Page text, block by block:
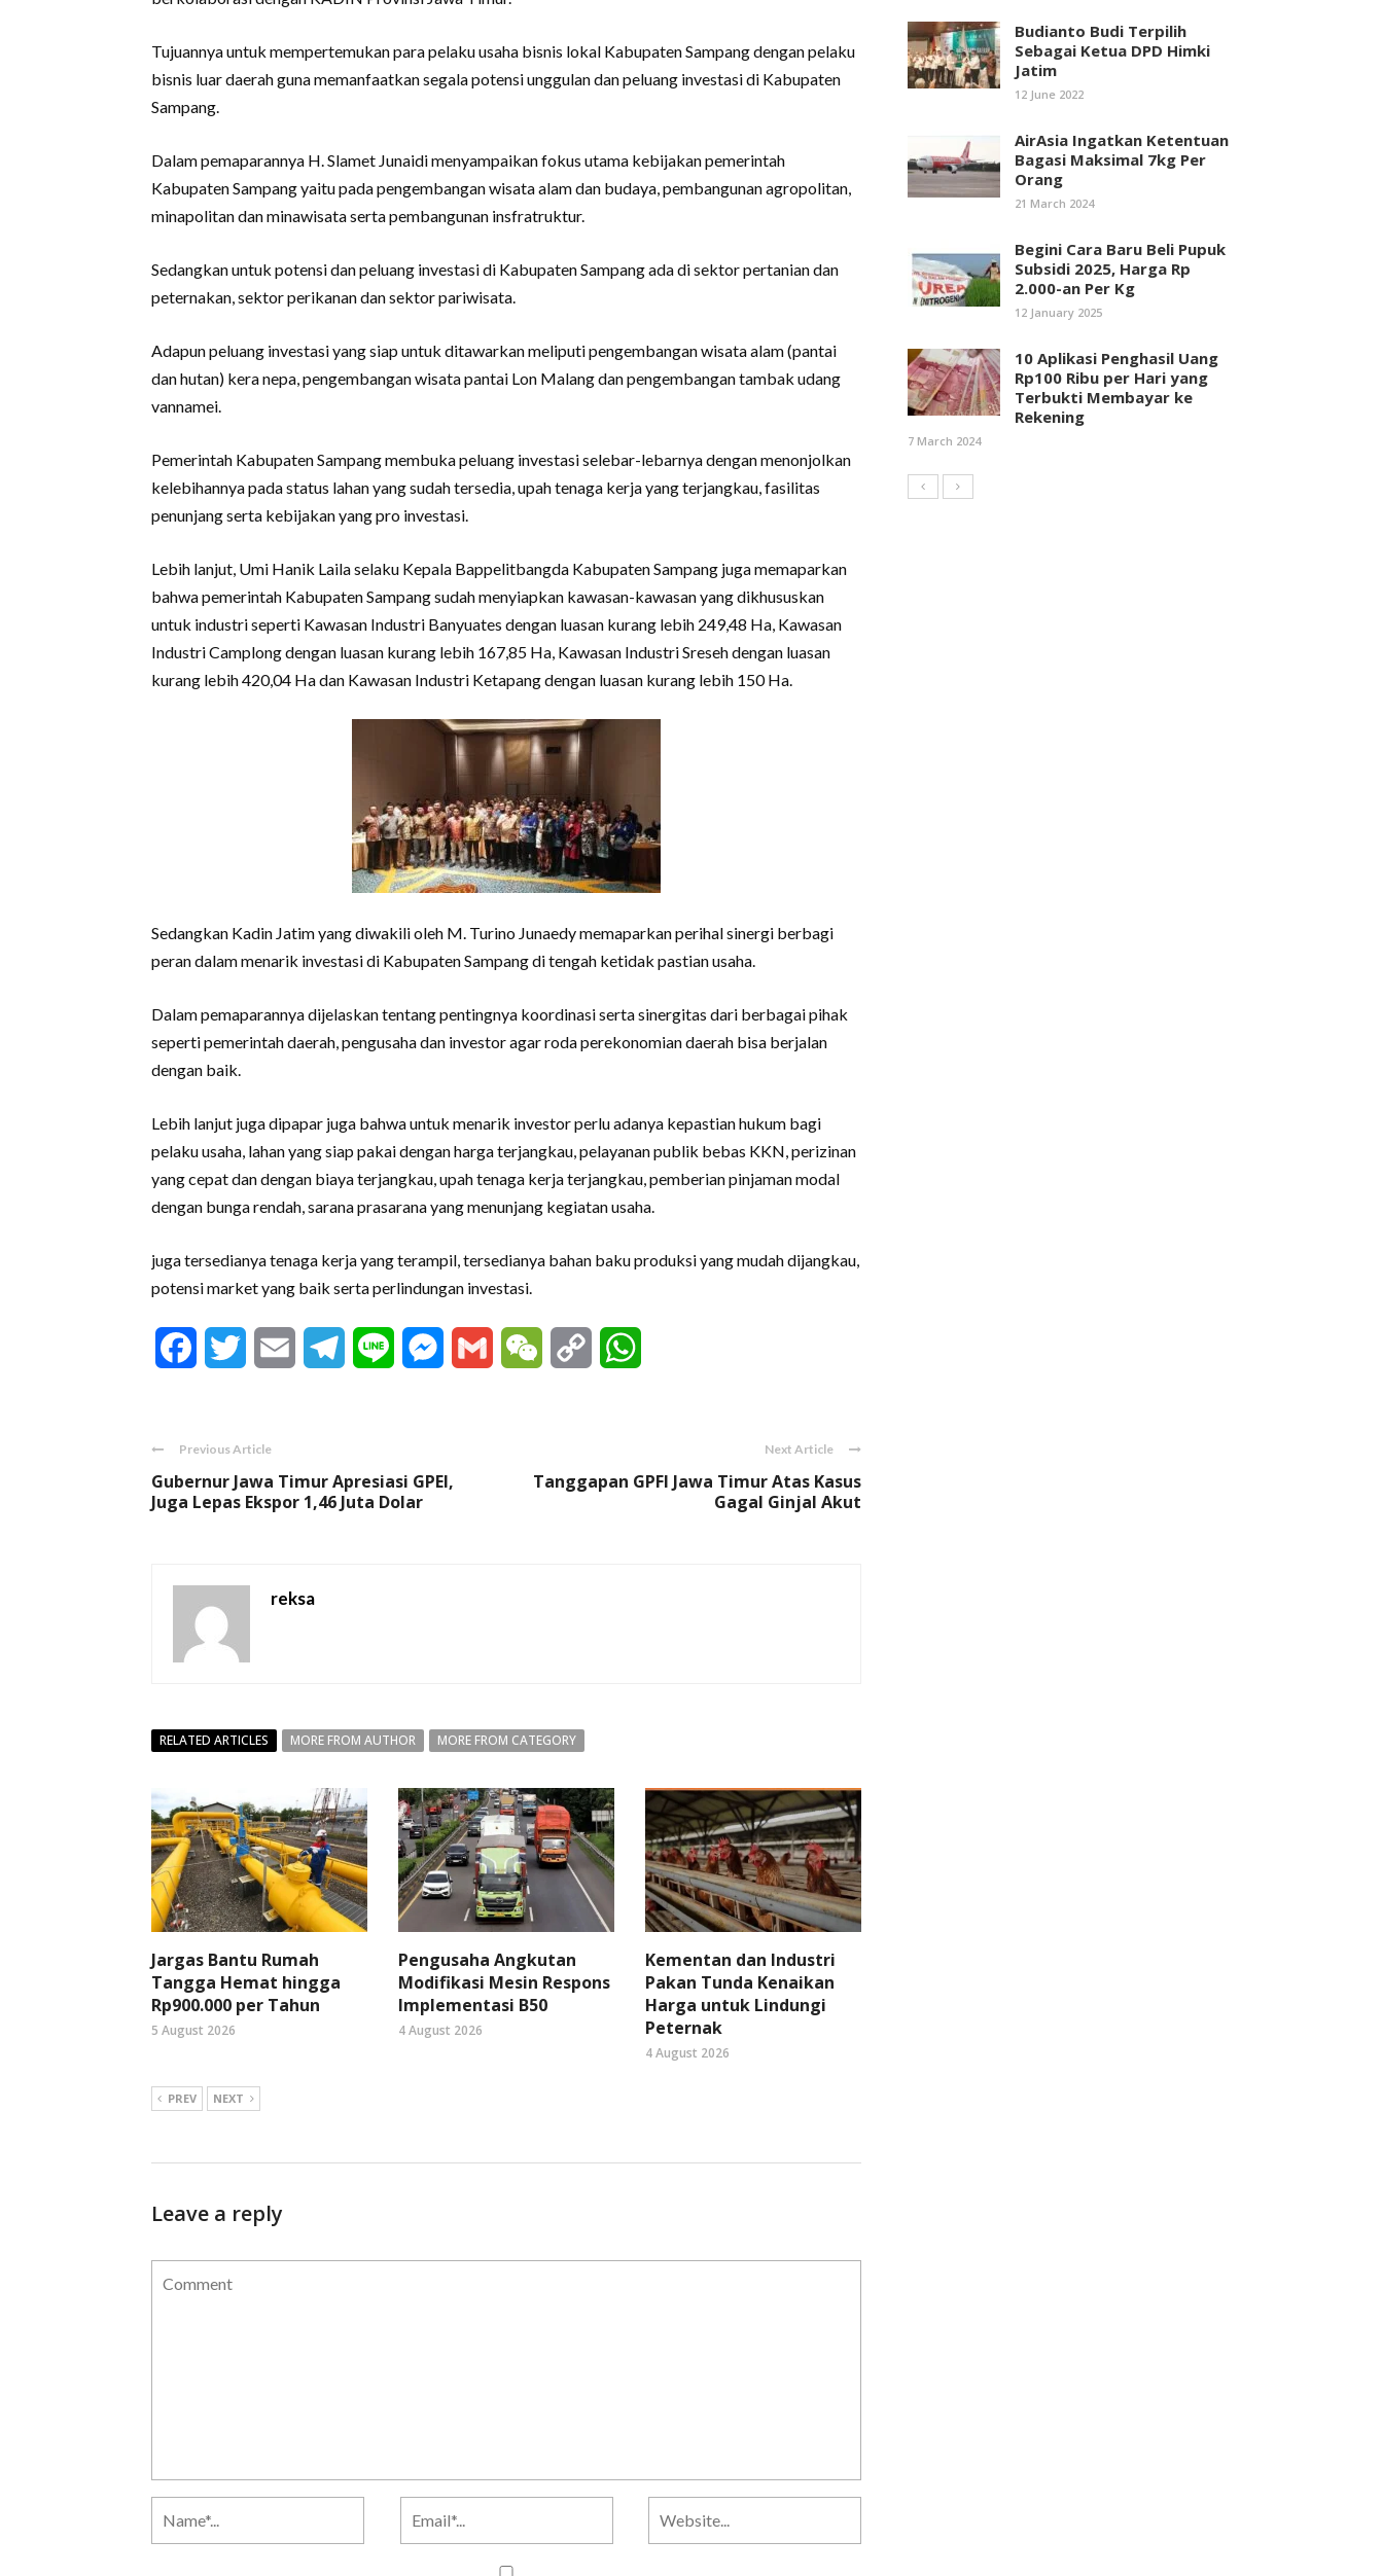
Tujuannya untuk mempertemukan para pelaku usaha bisnis lokal Kabupaten Sampang dengan pelaku
bisnis luar daerah guna memanfaatkan segala potensi unggulan dan peluang investasi di Kabupaten
Sampang.
Dalam pemaparannya H. Slamet Junaidi menyampaikan fokus utama kebijakan pemerintah
Kabupaten Sampang yaitu pada pengembangan wisata alam dan budaya, pembangunan agropolitan,
minapolitan dan minawisata serta pembangunan insfratruktur.
Sedangkan untuk potensi dan peluang investasi di Kabupaten Sampang ada di sektor pertanian dan
peternakan, sektor perikanan dan sektor pariwisata.
Adapun peluang investasi yang siap untuk ditawarkan meliputi pengembangan wisata alam (pantai
dan hutan) kera nepa, pengembangan wisata pantai Lon Malang dan pengembangan tambak udang
vannamei.
Pemerintah Kabupaten Sampang membuka peluang investasi selebar-lebarnya dengan menonjolkan
kelebihannya pada status lahan yang sudah tersedia, upah tenaga kerja yang terjangkau, fasilitas
penunjang serta kebijakan yang pro investasi.
Lebih lanjut, Umi Hanik Laila selaku Kepala Bappelitbangda Kabupaten Sampang juga memaparkan
bahwa pemerintah Kabupaten Sampang sudah menyiapkan kawasan-kawasan yang dikhususkan
untuk industri seperti Kawasan Industri Banyuates dengan luasan kurang lebih 249,48 Ha, Kawasan
Industri Camplong dengan luasan kurang lebih 167,85 Ha, Kawasan Industri Sreseh dengan luasan
kurang lebih 420,04 Ha dan Kawasan Industri Ketapang dengan luasan kurang lebih 150 Ha.
Sedangkan Kadin Jatim yang diwakili oleh M. Turino Junaedy memaparkan perihal sinergi berbagi
peran dalam menarik investasi di Kabupaten Sampang di tengah ketidak pastian usaha.
Dalam pemaparannya dijelaskan tentang pentingnya koordinasi serta sinergitas dari berbagai pihak
seperti pemerintah daerah, pengusaha dan investor agar roda perekonomian daerah bisa berjalan
dengan baik.
Lebih lanjut juga dipapar juga bahwa untuk menarik investor perlu adanya kepastian hukum bagi
pelaku usaha, lahan yang siap pakai dengan harga terjangkau, pelayanan publik bebas KKN, perizinan
yang cepat dan dengan biaya terjangkau, upah tenaga kerja terjangkau, pemberian pinjaman modal
dengan bunga rendah, sarana prasarana yang menunjang kegiatan usaha.
juga tersedianya tenaga kerja yang terampil, tersedianya bahan baku produksi yang mudah dijangkau,
potensi market yang baik serta perlindungan investasi.
FacebookTwitter Email Telegram
Line Messenger
Gmail WeChat Copy
Previous Article
Gubernur Jawa Timur Apresiasi GPEI,
Juga Lepas Ekspor 1,46 Juta Dolar
Next Article
Tanggapan GPFI Jawa Timur Atas Kasus
Gagal Ginjal Akut
reksa
RELATED ARTICLES MORE FROM AUTHOR MORE FROM CATEGORY
Jargas Bantu Rumah
Tangga Hemat hingga
Rp900.000 per Tahun
5 August 2026
Pengusaha Angkutan
Modifikasi Mesin Respons
Implementasi B50
4 August 2026
Kementan dan Industri
Pakan Tunda Kenaikan
Harga untuk Lindungi
Peternak
4 August 2026
PREV NEXT
Leave a reply
Budianto Budi Terpilih
Sebagai Ketua DPD Himki
Jatim
12 June 2022
AirAsia Ingatkan Ketentuan
Bagasi Maksimal 7kg Per
Orang
21 March 2024
Begini Cara Baru Beli Pupuk
Subsidi 2025, Harga Rp
2.000-an Per Kg
12 January 2025
10 Aplikasi Penghasil Uang
Rp100 Ribu per Hari yang
Terbukti Membayar ke
Rekening
7 March 2024